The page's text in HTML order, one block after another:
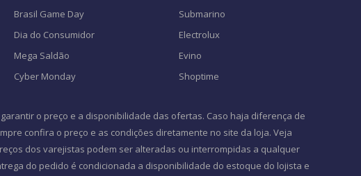
Brasil Game Day
Dia do Consumidor
Mega Saldão
Cyber Monday
Submarino
Electrolux
Evino
Shoptime
o preço e a disponibilidade das ofertas. Caso haja diferença de
confira o preço e as condições diretamente no site da loja. Veja
dos varejistas podem ser alteradas ou interrompidas a qualquer
do pedido é condicionada a disponibilidade do estoque do lojista e